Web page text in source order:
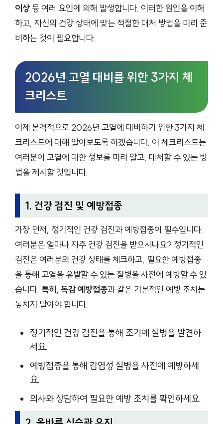
이상등 여러 요인에 의해 발생합니다. 이러한 원인을 이해
하고, 자신의 건강 상태에 맞는 적절한 대처 방법을 미리 준
비하는 것이 필요합니다.
2026년 고열 대비를 위한 3가지 체
크리스트
이제 본격적으로 2026년 고열에 대비하기 위한 3가지 체
크리스트에 대해 알아보도록 하겠습니다. 이 체크리스트는
여러분이 고열에 대한 정보를 미리 알고, 대처할 수 있는 방
법을 제시할 것입니다.
1. 건강 검진 및 예방접종
가장 먼저, 정기적인 건강 검진과 예방접종이 필수입니다.
여러분은 얼마나 자주 건강 검진을 받으시나요? 정기적인
검진은 여러분의 건강 상태를 체크하고, 필요한 예방접종
을 통해 고열을 유발할 수 있는 질병을 사전에 예방할 수 있
습니다. 특히, 독감 예방접종과 같은 기본적인 예방 조치는
놓치지 말아야 합니다.
정기적인 건강 검진을 통해 조기에 질병을 발견하
세요.
예방접종을 통해 감염성 질병을 사전에 예방하세
요.
의사와 상담하여 필요한 예방 조치를 확인하세요.